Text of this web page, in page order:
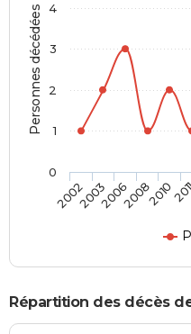
Personnes décédées
20022003200620082010
0
1
2
3
4
Répartition des décès